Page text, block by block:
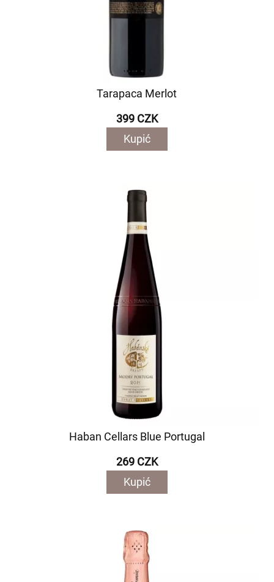
Tarapaca Merlot
399 CZK
Kupić
Haban Cellars Blue Portugal
269 CZK
Kupić